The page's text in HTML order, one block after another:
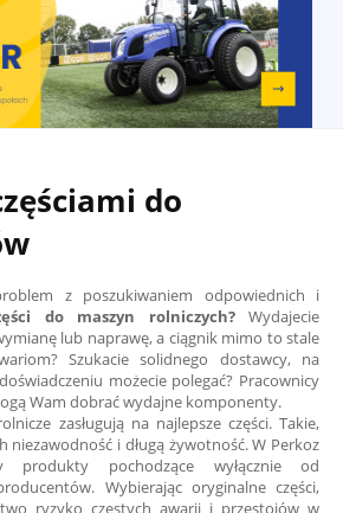
do
z poszukiwaniem odpowiednich i
do maszyn rolniczych?Wydajecie
lub naprawę, a ciągnik mimo to stale
Szukacie solidnego dostawcy, na
możecie polegać? Pracownicy
Wam dobrać wydajne komponenty.
zasługują na najlepsze części. Takie,
niezawodność i długą żywotność. W Perkoz
produkty pochodzące wyłącznie od
Wybierając oryginalne części,